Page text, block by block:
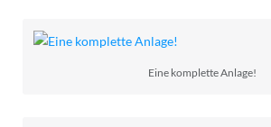
Eine komplette Anlage!